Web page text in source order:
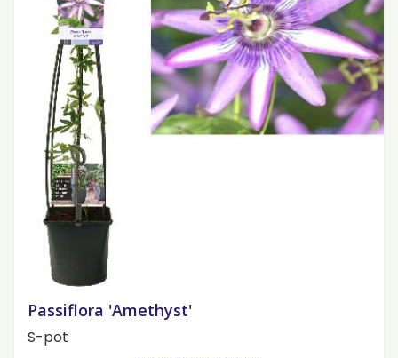
Passiflora 'Amethyst'
S-pot